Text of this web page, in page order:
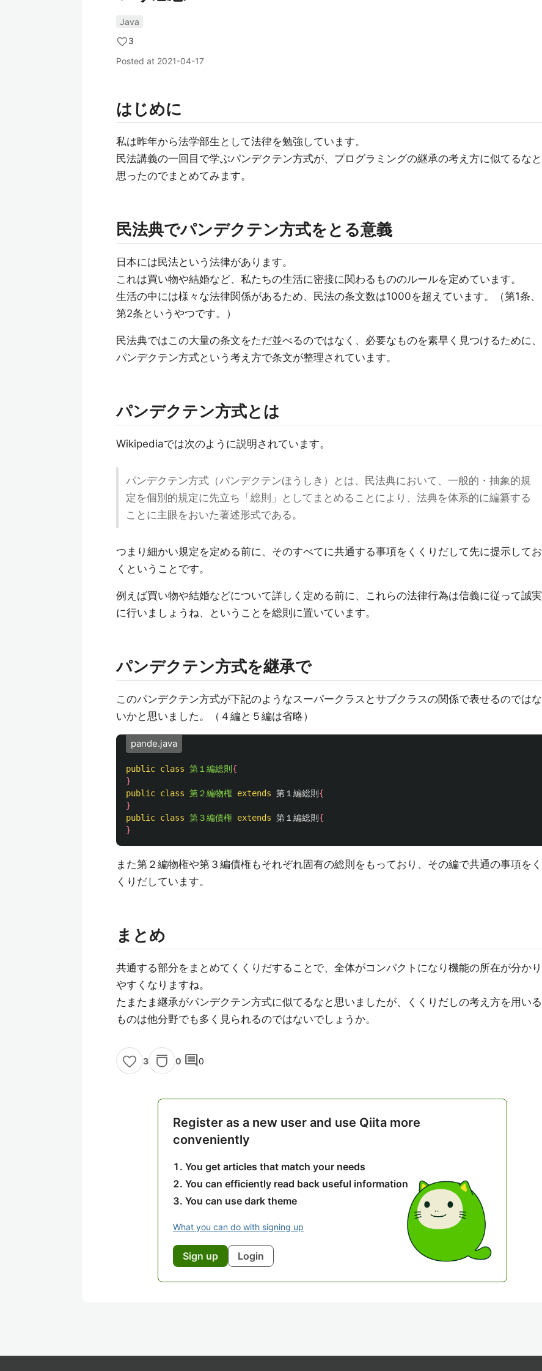
Java
3
Posted at 2021-04-17
はじめに
私は昨年から法学部生として法律を勉強しています。
民法講義の一回目で学ぶパンデクテン方式が、プログラミングの継承の考え方に似てるなと
思ったのでまとめてみます。
民法典でパンデクテン方式をとる意義
日本には民法という法律があります。
これは買い物や結婚など、私たちの生活に密接に関わるもののルールを定めています。
生活の中には様々な法律関係があるため、民法の条文数は1000を超えています。（第1条、
第2条というやつです。）
民法典ではこの大量の条文をただ並べるのではなく、必要なものを素早く見つけるために、
パンデクテン方式という考え方で条文が整理されています。
パンデクテン方式とは
Wikipediaでは次のように説明されています。
パンデクテン方式（パンデクテンほうしき）とは、民法典において、一般的・抽象的規
定を個別的規定に先立ち「総則」としてまとめることにより、法典を体系的に編纂する
ことに主眼をおいた著述形式である。
つまり細かい規定を定める前に、そのすべてに共通する事項をくくりだして先に提示してお
くということです。
例えば買い物や結婚などについて詳しく定める前に、これらの法律行為は信義に従って誠実
に行いましょうね、ということを総則に置いています。
パンデクテン方式を継承で
このパンデクテン方式が下記のようなスーパークラスとサブクラスの関係で表せるのではな
いかと思いました。（４編と５編は省略）
pande.java
public class 第１編総則 {
}
public class 第２編物権 extends 第１編総則 {
}
public class 第３編債権 extends 第１編総則 {
}
また第２編物権や第３編債権もそれぞれ固有の総則をもっており、その編で共通の事項をく
くりだしています。
まとめ
共通する部分をまとめてくくりだすることで、全体がコンパクトになり機能の所在が分かり
やすくなりますね。
たまたま継承がパンデクテン方式に似てるなと思いましたが、くくりだしの考え方を用いる
ものは他分野でも多く見られるのではないでしょうか。
3 0 comment0
Register as a new user and use Qiita more
conveniently
You get articles that match your needs
You can efficiently read back useful information
You can use dark theme
What you can do with signing up
Sign up Login